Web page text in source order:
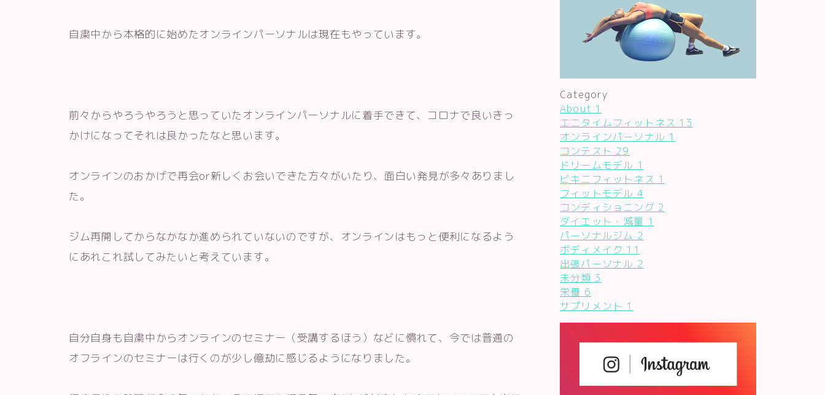
自粛中から本格的に始めたオンラインパーソナルは現在もやっています。
前々からやろうやろうと思っていたオンラインパーソナルに着手できて、コロナで良いきっ
かけになってそれは良かったなと思います。
オンラインのおかげで再会or新しくお会いできた方々がいたり、面白い発見が多々ありまし
た。
ジム再開してからなかなか進められていないのですが、オンラインはもっと便利になるよう
にあれこれ試してみたいと考えています。
自分自身も自粛中からオンラインのセミナー（受講するほう）などに慣れて、今では普通の
オフラインのセミナーは行くのが少し億劫に感じるようになりました。
Category
About 1
エニタイムフィットネス 13
オンラインパーソナル 1
コンテスト 29
ドリームモデル 1
ビキニフィットネス 1
フィットモデル 4
コンディショニング 2
ダイエット・減量 1
パーソナルジム 2
ボディメイク 11
出張パーソナル 2
未分類 3
栄養 6
サプリメント 1